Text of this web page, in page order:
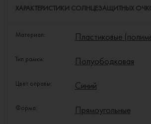
ХАРАКТЕРИСТИКИ СОЛНЦЕЗАЩИТНЫХ
Материал: Пластиковые
Тип рамки: Полуободковая
Цвет оправы: Синий
Форма: Прямоугольные